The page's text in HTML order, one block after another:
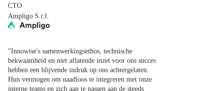
CTO
Ampligo S.r.l.
"Innowise's samenwerkingsethos, technische
bekwaamheid en niet aflatende inzet voor ons succes
hebben een blijvende indruk op ons achtergelaten.
Hun vermogen om naadloos te integreren met onze
interne teams en zich aan te passen aan de steeds